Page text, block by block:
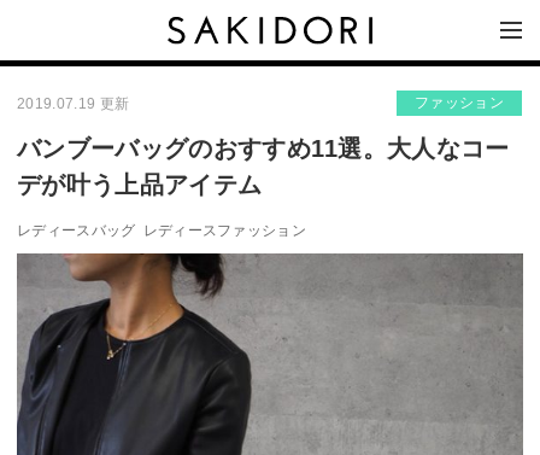
2019.07.19 更新 ファッション
バンブーバッグのおすすめ11選。大人なコー
デが叶う上品アイテム
レディースバッグ レディースファッション